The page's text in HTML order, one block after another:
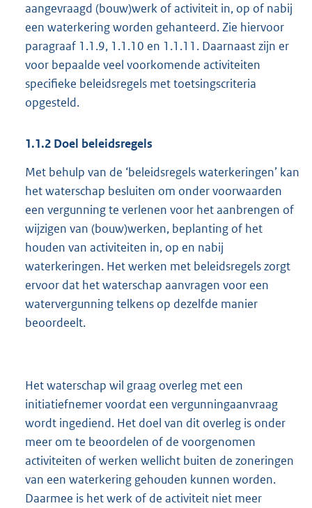
aangevraagd (bouw)werk of activiteit in, op of nabij
een waterkering worden gehanteerd. Zie hiervoor
paragraaf 1.1.9, 1.1.10 en 1.1.11. Daarnaast zijn er
voor bepaalde veel voorkomende activiteiten
specifieke beleidsregels met toetsingscriteria
opgesteld.
1.1.2 Doel beleidsregels
Met behulp van de ‘beleidsregels waterkeringen’ kan
het waterschap besluiten om onder voorwaarden
een vergunning te verlenen voor het aanbrengen of
wijzigen van (bouw)werken, beplanting of het
houden van activiteiten in, op en nabij
waterkeringen. Het werken met beleidsregels zorgt
ervoor dat het waterschap aanvragen voor een
watervergunning telkens op dezelfde manier
beoordeelt.
Het waterschap wil graag overleg met een
initiatiefnemer voordat een vergunningaanvraag
wordt ingediend. Het doel van dit overleg is onder
meer om te beoordelen of de voorgenomen
activiteiten of werken wellicht buiten de zoneringen
van een waterkering gehouden kunnen worden.
Daarmee is het werk of de activiteit niet meer